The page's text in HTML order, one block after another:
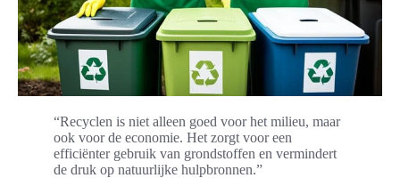
“Recyclen is niet alleen goed voor het milieu, maar
ook voor de economie. Het zorgt voor een
efficiënter gebruik van grondstoffen en vermindert
de druk op natuurlijke hulpbronnen.”